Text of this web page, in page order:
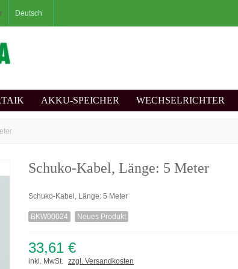
Deutsch
AKKU-SPEICHER WECHSELRICHTER
Schuko-Kabel, Länge: 5 Meter
Schuko-Kabel, Länge: 5 Meter
BKW00024 Neues Produkt
33,61 €
inkl. MwSt. zzgl. Versandkosten